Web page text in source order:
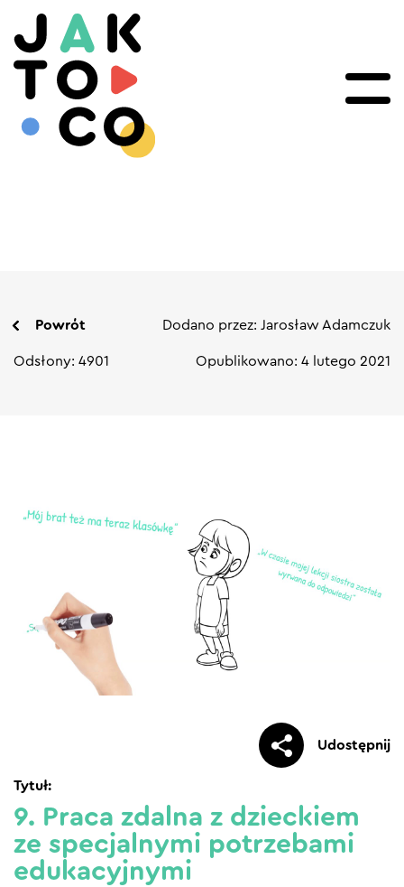
Powrót Dodano przez: Jarosław Adamczuk
Odsłony: 4901 Opublikowano: 4 lutego 2021
Udostępnij
9. Praca zdalna z dzieckiem
ze specjalnymi potrzebami
edukacyjnymi
Tytuł: